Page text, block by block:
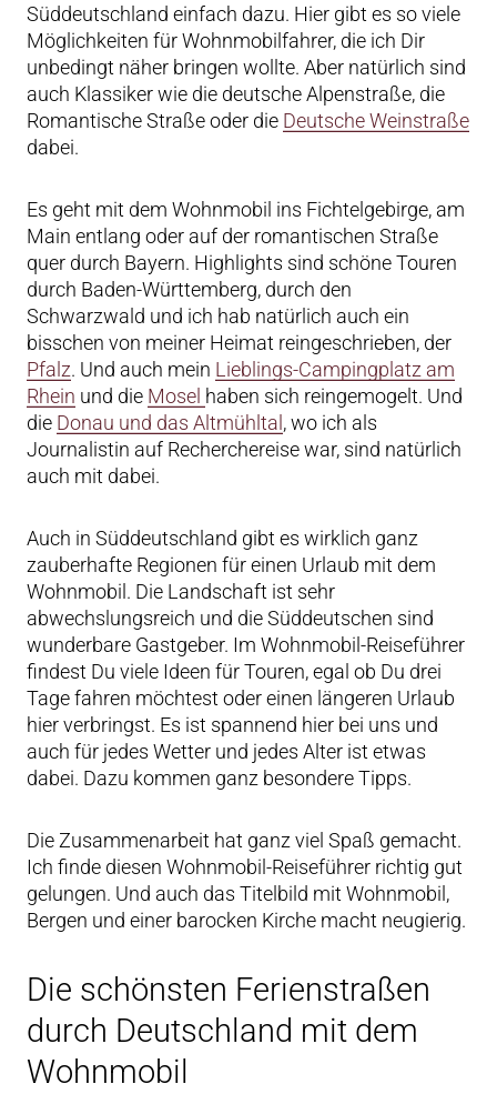
Süddeutschland einfach dazu. Hier gibt es so viele
Möglichkeiten für Wohnmobilfahrer, die ich Dir
unbedingt näher bringen wollte. Aber natürlich sind
auch Klassiker wie die deutsche Alpenstraße, die
Romantische Straße oder die Deutsche Weinstraße
dabei.
Es geht mit dem Wohnmobil ins Fichtelgebirge, am
Main entlang oder auf der romantischen Straße
quer durch Bayern. Highlights sind schöne Touren
durch Baden-Württemberg, durch den
Schwarzwald und ich hab natürlich auch ein
bisschen von meiner Heimat reingeschrieben, der
Pfalz. Und auch mein Lieblings-Campingplatz am
Rhein und die Mosel haben sich reingemogelt. Und
die Donau und das Altmühltal, wo ich als
Journalistin auf Recherchereise war, sind natürlich
auch mit dabei.
Auch in Süddeutschland gibt es wirklich ganz
zauberhafte Regionen für einen Urlaub mit dem
Wohnmobil. Die Landschaft ist sehr
abwechslungsreich und die Süddeutschen sind
wunderbare Gastgeber. Im Wohnmobil-Reiseführer
findest Du viele Ideen für Touren, egal ob Du drei
Tage fahren möchtest oder einen längeren Urlaub
hier verbringst. Es ist spannend hier bei uns und
auch für jedes Wetter und jedes Alter ist etwas
dabei. Dazu kommen ganz besondere Tipps.
Die Zusammenarbeit hat ganz viel Spaß gemacht.
Ich finde diesen Wohnmobil-Reiseführer richtig gut
gelungen. Und auch das Titelbild mit Wohnmobil,
Bergen und einer barocken Kirche macht neugierig.
Die schönsten Ferienstraßen
durch Deutschland mit dem
Wohnmobil